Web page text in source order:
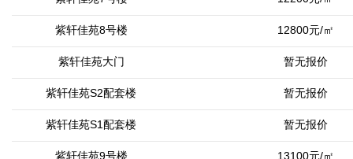
紫轩佳苑8号楼 12800元/㎡
紫轩佳苑大门 暂无报价
紫轩佳苑S2配套楼 暂无报价
紫轩佳苑S1配套楼 暂无报价
紫轩佳苑9号楼 13100元/㎡